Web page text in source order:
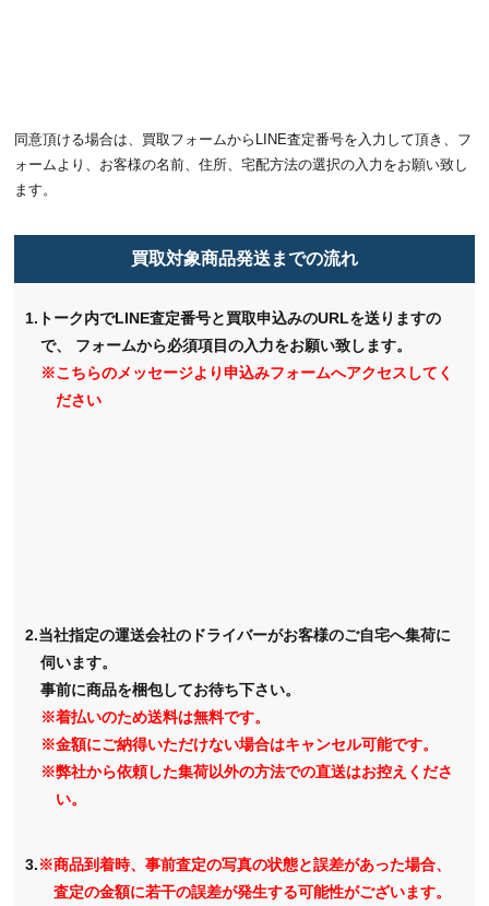
同意頂ける場合は、買取フォームからLINE査定番号を入力して頂き、フ
ォームより、お客様の名前、住所、宅配方法の選択の入力をお願い致し
ます。
買取対象商品発送までの流れ
1.トーク内でLINE査定番号と買取申込みのURLを送りますの
で、
フォームから必須項目の入力をお願い致します。
※こちらのメッセージより申込みフォームへアクセスしてく
ださい
2.当社指定の運送会社のドライバーがお客様のご自宅へ集荷に
伺います。
事前に商品を梱包してお待ち下さい。
※着払いのため送料は無料です。
※金額にご納得いただけない場合はキャンセル可能です。
※弊社から依頼した集荷以外の方法での直送はお控えくださ
い。
3.※商品到着時、事前査定の写真の状態と誤差があった場合、
査定の金額に若干の誤差が発生する可能性がございます。